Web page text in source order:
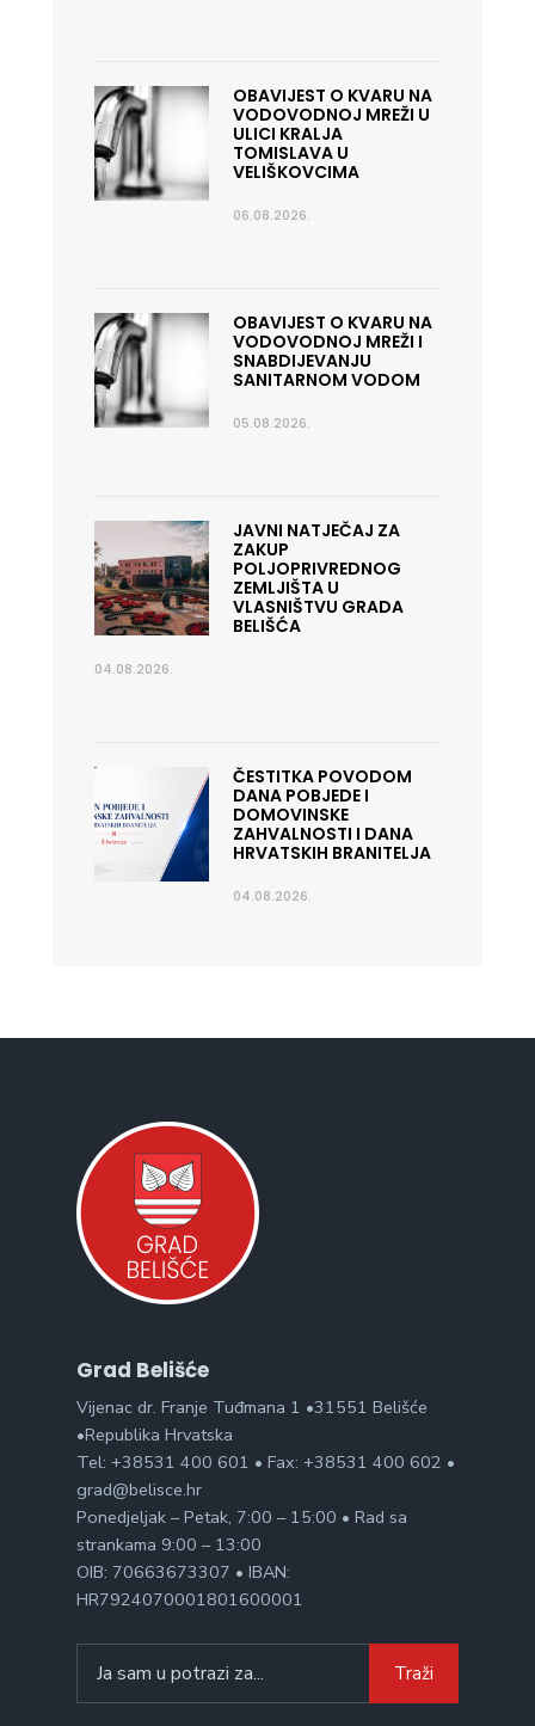
OBAVIJEST O KVARU NA
VODOVODNOJ MREŽI U
ULICI KRALJA
TOMISLAVA U
VELIŠKOVCIMA
06.08.2026.
OBAVIJEST O KVARU NA
VODOVODNOJ MREŽI I
SNABDIJEVANJU
SANITARNOM VODOM
05.08.2026.
JAVNI NATJEČAJ ZA
ZAKUP
POLJOPRIVREDNOG
ZEMLJIŠTA U
VLASNIŠTVU GRADA
BELIŠĆA
04.08.2026.
ČESTITKA POVODOM
DANA POBJEDE I
DOMOVINSKE
ZAHVALNOSTI I DANA
HRVATSKIH BRANITELJA
04.08.2026.
Grad Belišće
Vijenac dr. Franje Tuđmana 1 •31551 Belišće
•Republika Hrvatska
Tel: +38531 400 601 • Fax: +38531 400 602 •
grad@belisce.hr
Ponedjeljak – Petak, 7:00 – 15:00 • Rad sa
strankama 9:00 – 13:00
OIB: 70663673307 • IBAN:
HR7924070001801600001
for:
Traži